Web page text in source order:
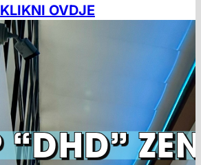
KLIKNI OVDJE